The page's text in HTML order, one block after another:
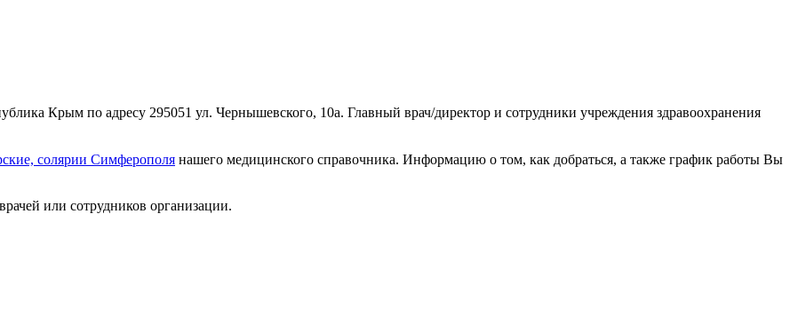
Крым по адресу 295051 ул. Чернышевского, 10а. Главный врач/директор и сотрудники учреждения здравоохранения
солярии Симферополя нашего медицинского справочника. Информацию о том, как добраться, а также график работы Вы
или сотрудников организации.